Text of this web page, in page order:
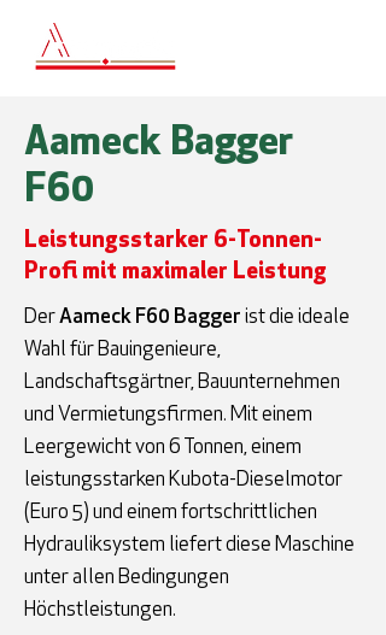
Aameck Bagger
F60
Leistungsstarker 6-Tonnen-
Profi mit maximaler Leistung
DerAameck F60 Bagger ist die ideale
Wahl für Bauingenieure,
Landschaftsgärtner, Bauunternehmen
und Vermietungsfirmen. Mit einem
Leergewicht von 6 Tonnen, einem
leistungsstarken Kubota-Dieselmotor
(Euro 5) und einem fortschrittlichen
Hydrauliksystem liefert diese Maschine
unter allen Bedingungen
Höchstleistungen.